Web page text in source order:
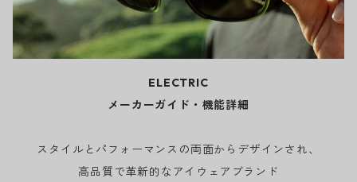
ELECTRIC
メーカーガイド・機能詳細
スタイルとパフォーマンスの両面からデザインされ、
高品質で革新的なアイウェアブランド